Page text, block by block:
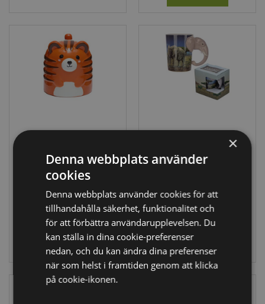
Formad
Keramikmugg
547 i lager
med Savann
SMUG21
497 i lager
×
Denna webbplats använder
cookies
Denna webbplats använder cookies för att
tillhandahålla säkerhet, funktionalitet och
för att förbättra användarupplevelsen. Du
kan ställa in dina cookie-preferenser
nedan, och du kan ändra dina preferenser
när som helst i framtiden genom att klicka
på cookie-ikonen.